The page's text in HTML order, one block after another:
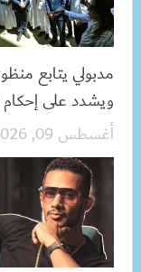
مدبولي يتابع
ويشدد على إحكام
أغسطس 09, 2026